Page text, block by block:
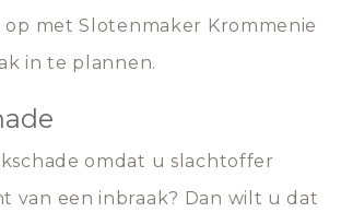
met Slotenmaker Krommenie
in te plannen.
omdat u slachtoffer
van een inbraak? Dan wilt u dat